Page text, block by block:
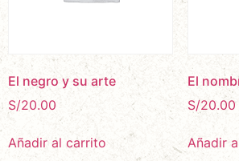
El negro y su arte
S/20.00
Añadir al carrito
El
S/20.00
Añadir